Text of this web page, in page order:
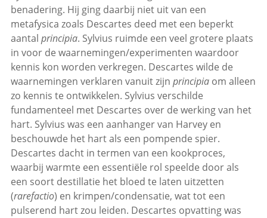
benadering. Hij ging daarbij niet uit van een
metafysica zoals Descartes deed met een beperkt
aantal principia. Sylvius ruimde een veel grotere plaats
in voor de waarnemingen/experimenten waardoor
kennis kon worden verkregen. Descartes wilde de
waarnemingen verklaren vanuit zijn principiaom alleen
zo kennis te ontwikkelen. Sylvius verschilde
fundamenteel met Descartes over de werking van het
hart. Sylvius was een aanhanger van Harvey en
beschouwde het hart als een pompende spier.
Descartes dacht in termen van een kookproces,
waarbij warmte een essentiële rol speelde door als
een soort destillatie het bloed te laten uitzetten
(rarefactio) en krimpen/condensatie, wat tot een
pulserend hart zou leiden. Descartes opvatting was